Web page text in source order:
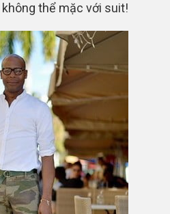
thể mặc với suit!